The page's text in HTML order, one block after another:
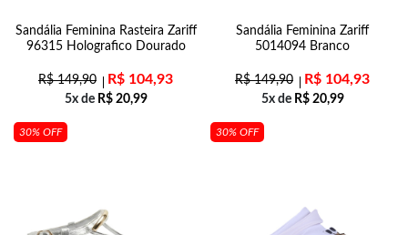
Sandália Feminina Rasteira Zariff
96315 Holografico Dourado
R$149,90 R$ 104,93
5x de R$20,99
Sandália Feminina Zariff
5014094 Branco
R$149,90 R$ 104,93
5x de R$20,99
30% OFF 30% OFF